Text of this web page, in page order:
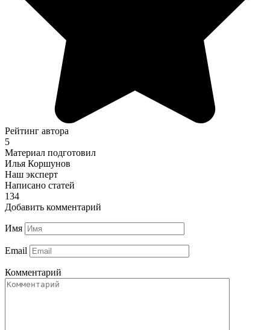
Рейтинг автора
5
Материал подготовил
Илья Коршунов
Наш эксперт
Написано статей
134
Добавить комментарий
Имя
Email
Комментарий